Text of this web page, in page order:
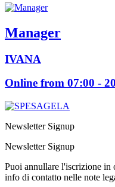
Manager
IVANA
Online from 07:00 -
Newsletter Signup
Newsletter Signup
Puoi annullare l'iscrizione in
info di contatto nelle note